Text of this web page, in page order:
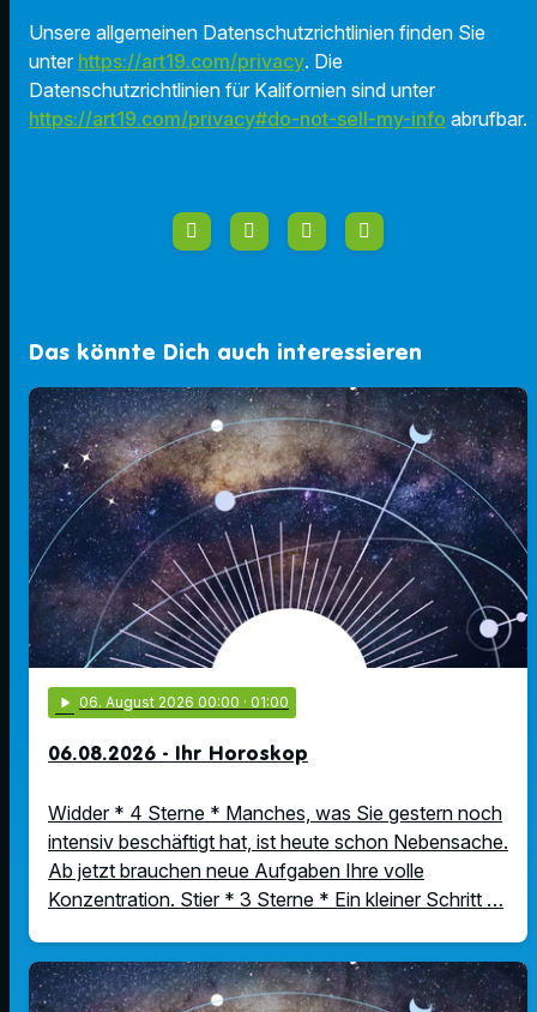
Unsere allgemeinen Datenschutzrichtlinien finden Sie
unter https://art19.com/privacy. Die
Datenschutzrichtlinien für Kalifornien sind unter
https://art19.com/privacy#do-not-sell-my-info abrufbar.
Das könnte Dich auch interessieren
play_arrow 06. August 2026 00:00 · 01:00
06.08.2026 - Ihr Horoskop
Widder * 4 Sterne * Manches, was Sie gestern noch
intensiv beschäftigt hat, ist heute schon Nebensache.
Ab jetzt brauchen neue Aufgaben Ihre volle
Konzentration. Stier * 3 Sterne * Ein kleiner Schritt …